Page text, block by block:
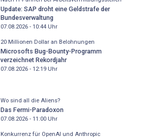
Update: SAP droht eine Geldstrafe der
Bundesverwaltung
07.08.2026 - 10:44Uhr
20 Millionen Dollar an Belohnungen
Microsofts Bug-Bounty-Programm
verzeichnet Rekordjahr
07.08.2026 - 12:19Uhr
Wo sind all die Aliens?
Das Fermi-Paradoxon
07.08.2026 - 11:00Uhr
Konkurrenz für OpenAI und Anthropic